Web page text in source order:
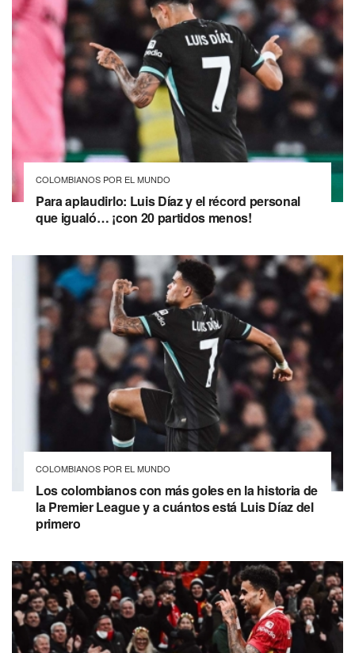
COLOMBIANOS POR EL MUNDO
Para aplaudirlo: Luis Díaz y el récord personal
que igualó… ¡con 20 partidos menos!
COLOMBIANOS POR EL MUNDO
Los colombianos con más goles en la historia de
la Premier League y a cuántos está Luis Díaz del
primero